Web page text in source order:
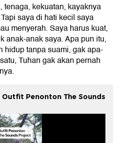
kekuatan, kayaknya
saya di hati kecil saya
menyerah. Saya harus kuat,
anak-anak saya. Apa pun itu,
hidup tanpa suami, gak apa-
Tuhan gak akan pernah
Penonton The Sounds